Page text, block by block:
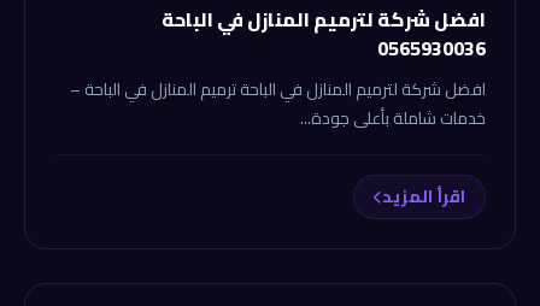
افضل شركة لترميم المنازل في الباحة
0565930036
افضل شركة لترميم المنازل في الباحة ترميم المنازل في الباحة –
خدمات شاملة بأعلى جودة...
اقرأ المزيد